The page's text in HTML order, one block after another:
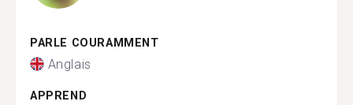
PARLE COURAMMENT
Anglais
APPREND